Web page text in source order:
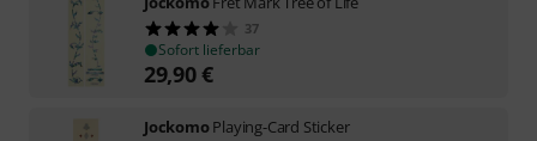
37
Sofort lieferbar
29,90€
JockomoPlaying-Card Sticker